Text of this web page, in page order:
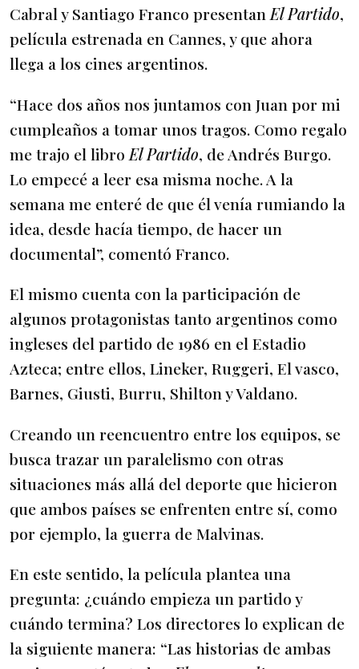
Cabral y Santiago Franco presentan El Partido,
película estrenada en Cannes, y que ahora
llega a los cines argentinos.
“Hace dos años nos juntamos con Juan por mi
cumpleaños a tomar unos tragos. Como regalo
me trajo el libro El Partido, de Andrés Burgo.
Lo empecé a leer esa misma noche. A la
semana me enteré de que él venía rumiando la
idea, desde hacía tiempo, de hacer un
documental”, comentó Franco.
El mismo cuenta con la participación de
algunos protagonistas tanto argentinos como
ingleses del partido de 1986 en el Estadio
Azteca; entre ellos, Lineker, Ruggeri, El vasco,
Barnes, Giusti, Burru, Shilton y Valdano.
Creando un reencuentro entre los equipos, se
busca trazar un paralelismo con otras
situaciones más allá del deporte que hicieron
que ambos países se enfrenten entre sí, como
por ejemplo, la guerra de Malvinas.
En este sentido, la película plantea una
pregunta: ¿cuándo empieza un partido y
cuándo termina? Los directores lo explican de
la siguiente manera: “Las historias de ambas